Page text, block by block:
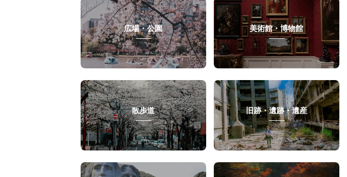
広場・公園 美術館・博物館
散歩道 旧跡・遺跡・遺産